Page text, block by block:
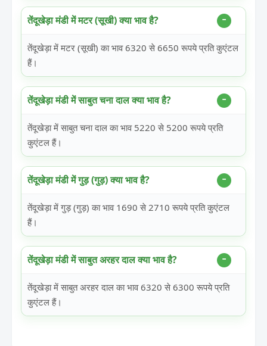
तेंदूखेड़ा मंडी में मटर (सूखी) क्या भाव है?
तेंदूखेड़ा में मटर (सूखी) का भाव 6320 से 6650 रूपये प्रति कुएंटल
हैं।
तेंदूखेड़ा मंडी में साबुत चना दाल क्या भाव है?
तेंदूखेड़ा में साबुत चना दाल का भाव 5220 से 5200 रूपये प्रति
कुएंटल हैं।
तेंदूखेड़ा मंडी में गुड़ (गुड़) क्या भाव है?
तेंदूखेड़ा में गुड़ (गुड़) का भाव 1690 से 2710 रूपये प्रति कुएंटल
हैं।
तेंदूखेड़ा मंडी में साबुत अरहर दाल क्या भाव है?
तेंदूखेड़ा में साबुत अरहर दाल का भाव 6320 से 6300 रूपये प्रति
कुएंटल हैं।